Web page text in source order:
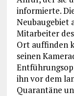
informierte.
Neubaugebiet
Mitarbeiter
Ort auffinden
seinen
ihn vor dem
Quarantäne